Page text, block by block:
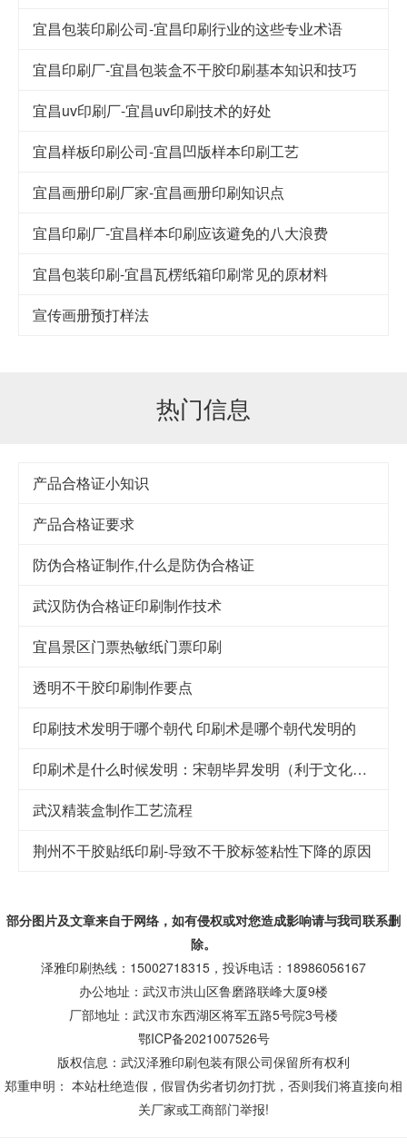
宜昌包装印刷公司-宜昌印刷行业的这些专业术语
宜昌印刷厂-宜昌包装盒不干胶印刷基本知识和技巧
宜昌uv印刷厂-宜昌uv印刷技术的好处
宜昌样板印刷公司-宜昌凹版样本印刷工艺
宜昌画册印刷厂家-宜昌画册印刷知识点
宜昌印刷厂-宜昌样本印刷应该避免的八大浪费
宜昌包装印刷-宜昌瓦楞纸箱印刷常见的原材料
宣传画册预打样法
热门信息
产品合格证小知识
产品合格证要求
防伪合格证制作,什么是防伪合格证
武汉防伪合格证印刷制作技术
宜昌景区门票热敏纸门票印刷
透明不干胶印刷制作要点
印刷技术发明于哪个朝代 印刷术是哪个朝代发明的
印刷术是什么时候发明：宋朝毕昇发明（利于文化传承）
武汉精装盒制作工艺流程
荆州不干胶贴纸印刷-导致不干胶标签粘性下降的原因
部分图片及文章来自于网络，如有侵权或对您造成影响请与我司联系删
除。
泽雅印刷热线：15002718315，投诉电话：18986056167
办公地址：武汉市洪山区鲁磨路联峰大厦9楼
厂部地址：武汉市东西湖区将军五路5号院3号楼
鄂ICP备2021007526号
版权信息：武汉泽雅印刷包装有限公司保留所有权利
郑重申明： 本站杜绝造假，假冒伪劣者切勿打扰，否则我们将直接向相
关厂家或工商部门举报!